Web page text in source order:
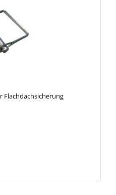
Flachdachsicherung